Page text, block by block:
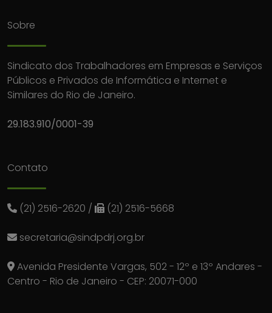
Sobre
Sindicato dos Trabalhadores em Empresas e Serviços
Públicos e Privados de Informática e Internet e
Similares do Rio de Janeiro.
29.183.910/0001-39
Contato
(21) 2516-2620 / (21) 2516-5668
secretaria@sindpdrj.org.br
Avenida Presidente Vargas, 502 - 12º e 13º Andares -
Centro - Rio de Janeiro - CEP: 20071-000